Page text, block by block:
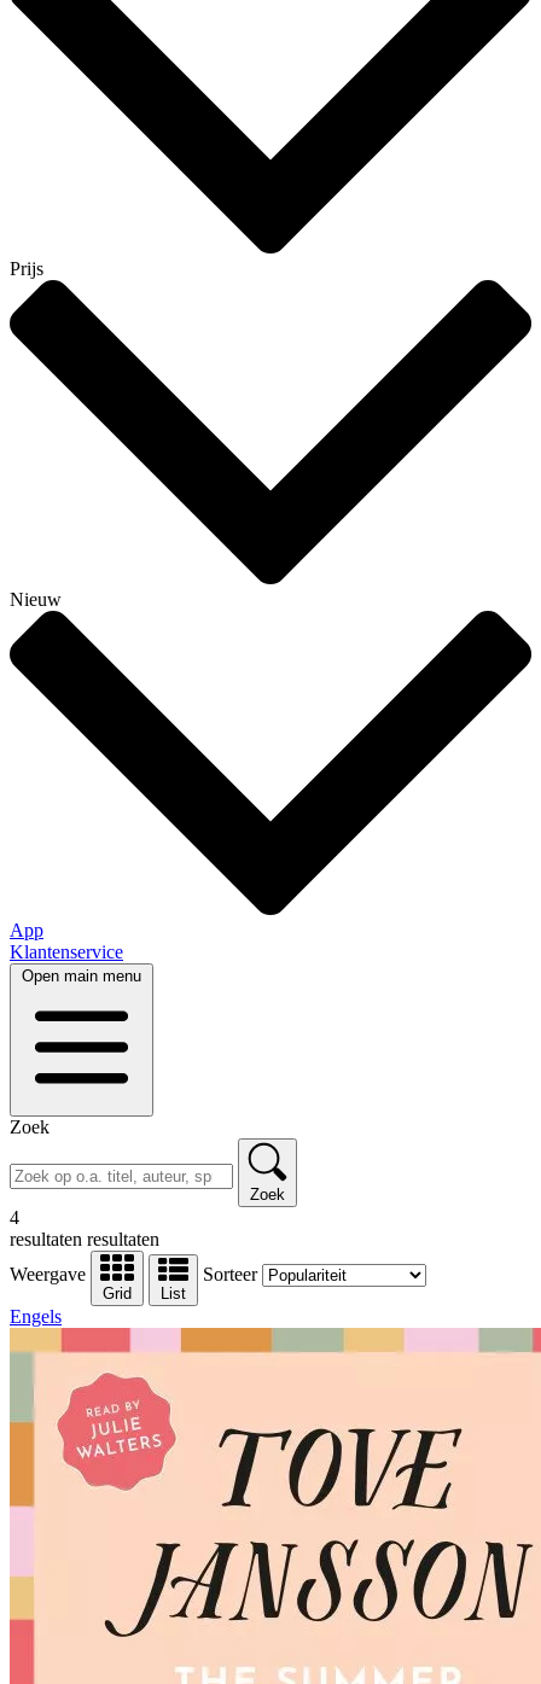
Prijs
Nieuw
App
Klantenservice
Open main menu
Zoek
Zoek
4
resultaten resultaten
Weergave
Grid List
Sorteer
Engels